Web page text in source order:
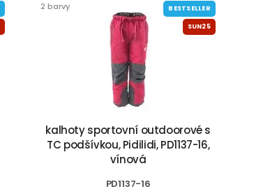
2 barvy BESTSELLER
SUN25
kalhoty sportovní outdoorové s
TC podšívkou, Pidilidi, PD1137-16,
vínová
PD1137-16